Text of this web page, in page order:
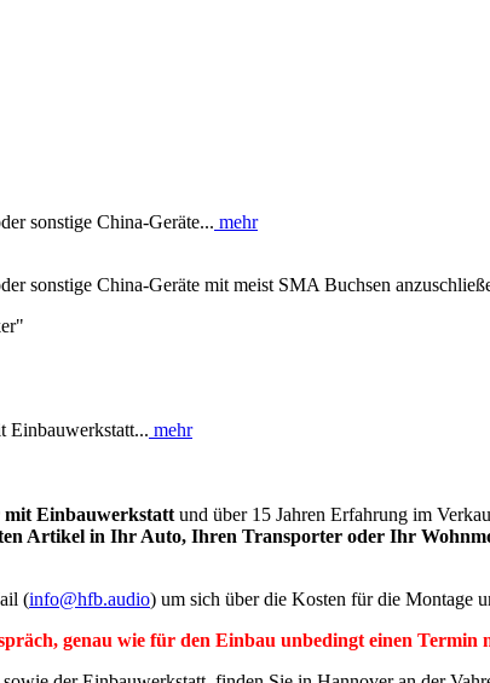
sonstige China-Geräte... mehr
sonstige China-Geräte mit meist SMA Buchsen
Einbauwerkstatt... mehr
mit Einbauwerkstatt und über 15 Jahren Erfahrung im
Artikel in Ihr Auto, Ihren Transporter oder Ihr
(info@hfb.audio) um sich über die Kosten für die Montage
genau wie für den Einbau unbedingt einen Termin